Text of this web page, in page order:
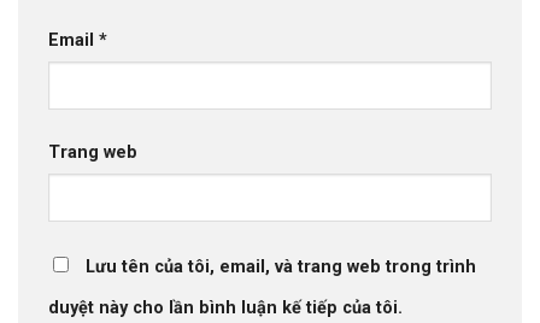
Email *
Trang web
Lưu tên của tôi, email, và trang web trong trình
duyệt này cho lần bình luận kế tiếp của tôi.